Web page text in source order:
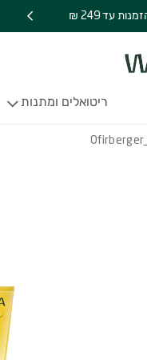
ריטואלים ומתנות